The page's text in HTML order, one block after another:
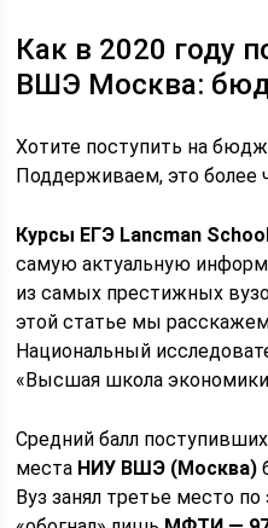
Как в 2020 году
ВШЭ Москва:
Хотите поступить на
Поддерживаем, это более
Курсы ЕГЭ Lancman
самую актуальную
из самых престижных
этой статье мы
Национальный
«Высшая школа
Средний балл
места НИУ ВШЭ (Москва)
Вуз занял третье место